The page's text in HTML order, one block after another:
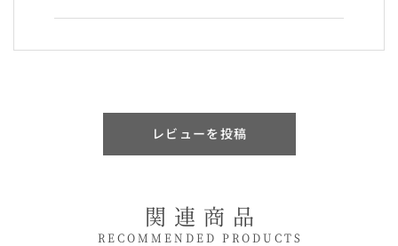
レビューを投稿
関連商品
RECOMMENDED PRODUCTS